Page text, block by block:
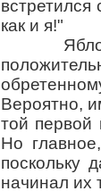
как и я!"
Яблоко
Вероятно,
той первой
Но
поскольку
начинал их